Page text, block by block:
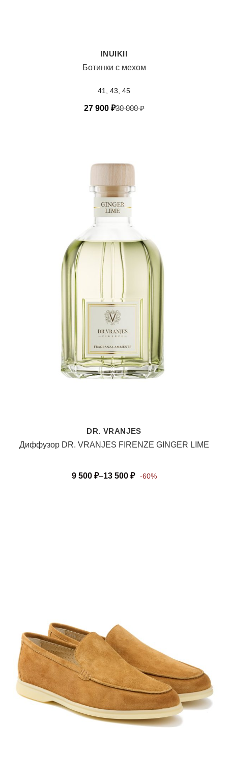
INUIKII
Ботинки с мехом
41, 43, 45
30 000₽
27 900 ₽
DR. VRANJES
Диффузор DR. VRANJES FIRENZE GINGER LIME
9 500 ₽–13 500 ₽ -60%